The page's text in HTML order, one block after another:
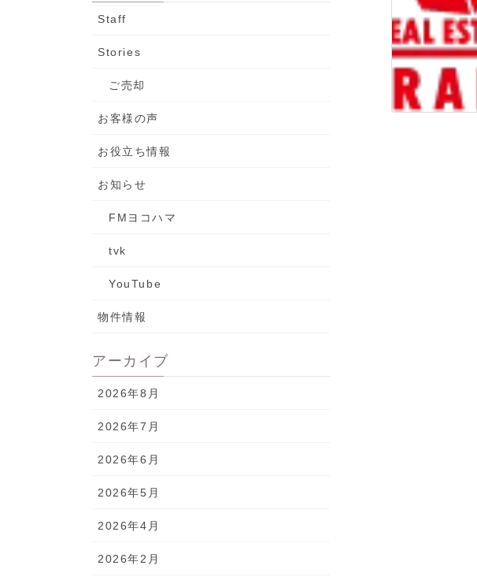
Staff
Stories
ご売却
お客様の声
お役立ち情報
お知らせ
FMヨコハマ
tvk
YouTube
物件情報
アーカイブ
2026年8月
2026年7月
2026年6月
2026年5月
2026年4月
2026年2月